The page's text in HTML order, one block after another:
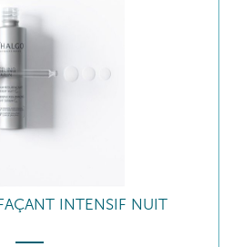
INTENSIF NUIT